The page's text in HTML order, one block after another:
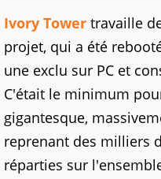
Ivory Tower travaille
projet, qui a été
une exclu sur PC et
C'était le minimum
gigantesque,
reprenant des milliers
réparties sur